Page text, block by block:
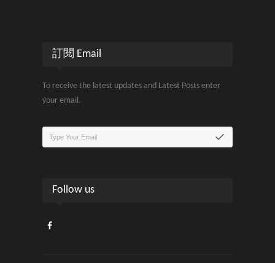
訂閱 Email
To receive the latest updates and Latest Posts enter
your email.
Follow us